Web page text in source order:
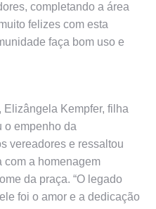
completando a área
felizes com esta
faça bom uso e
Elizângela Kempfer, filha
o empenho da
vereadores e ressaltou
com a homenagem
da praça. “O legado
foi o amor e a dedicação